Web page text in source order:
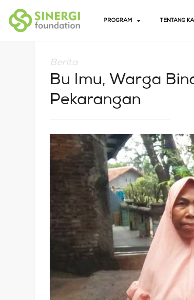
PROGRAM TENTANG
Berita
Bu Imu, Warga
Pekarangan